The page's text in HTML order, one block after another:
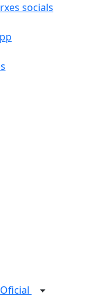
socials